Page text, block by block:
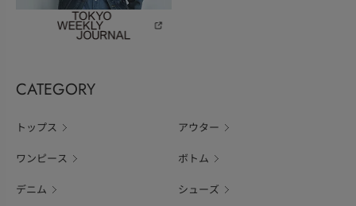
CATEGORY
トップス アウター
ワンピース ボトム
デニム シューズ